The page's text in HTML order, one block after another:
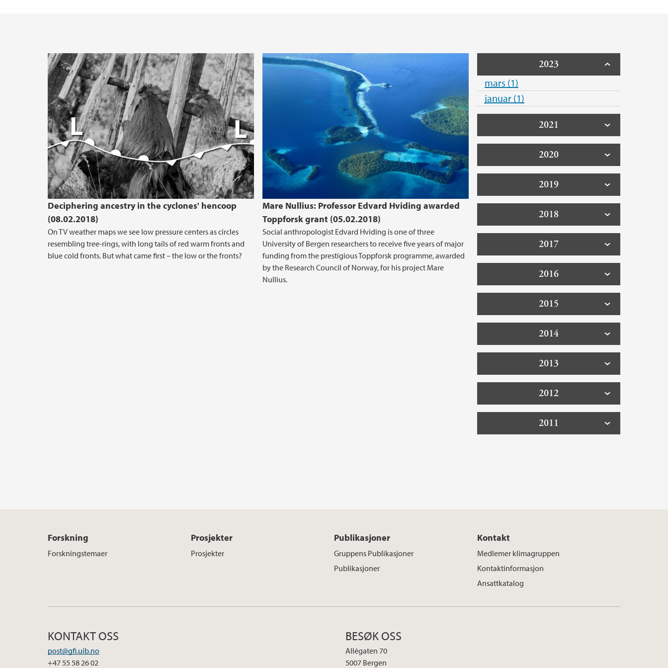
Deciphering ancestry in the cyclones' hencoop
(08.02.2018)
On TV weather maps we see low pressure centers as circles
resembling tree-rings, with long tails of red warm fronts and
blue cold fronts. But what came first – the low or the fronts?
Mare Nullius: Professor Edvard Hviding awarded
Toppforsk grant (05.02.2018)
Social anthropologist Edvard Hviding is one of three
University of Bergen researchers to receive five years of major
funding from the prestigious Toppforsk programme, awarded
by the Research Council of Norway, for his project Mare
Nullius.
2023
mars (1)
januar (1)
2021
2020
2019
2018
2017
2016
2015
2014
2013
2012
2011
Forskning
Forskningstemaer
Prosjekter
Prosjekter
Publikasjoner
Gruppens Publikasjoner
Publikasjoner
Kontakt
Medlemer klimagruppen
Kontaktinformasjon
Ansattkatalog
KONTAKT OSS
post@gfi.uib.no
+47 55 58 26 02
BESØK OSS
Allégaten 70
5007 Bergen